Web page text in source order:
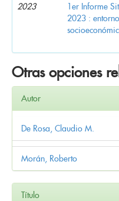
2023
1er Informe
2023 : entorno
Otras opciones
Autor
De Rosa, Claudio M.
Morán, Roberto
Título